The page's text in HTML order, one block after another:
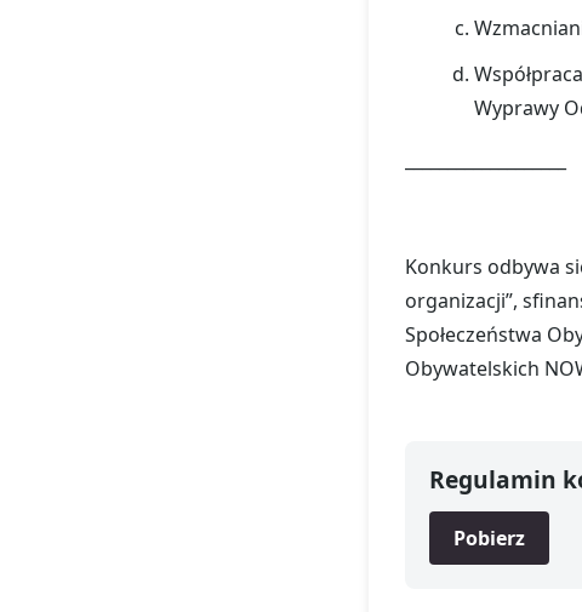
Wyprawy
Konkurs odbywa
organizacji”,
Społeczeństwa
Obywatelskich
Regulamin
Pobierz